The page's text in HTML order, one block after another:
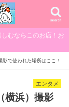
search
むならこのお店！お
影で使われた場所はここ！
エンタメ
横浜）撮影